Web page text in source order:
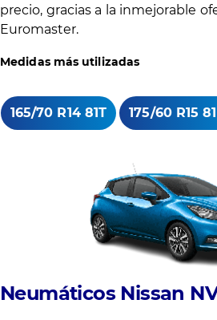
precio, gracias a la inmejorable
Euromaster.
Medidas más utilizadas
165/70 R14 81T 175/60 R15
Neumáticos Nissan